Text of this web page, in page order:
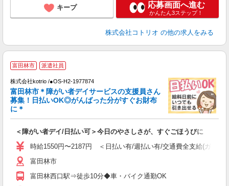
キープ 応募画面へ進む
かんたん3ステップ！
株式会社コトリオ の他の求人をみる
富田林市 派遣社員
株式会社kotrio /●OS-H2-1977874
富田林市＊障がい者デイサービスの支援員さん
募集！日払いOK◎がんばった分がすぐお財布
に＊
＜障がい者デイ/日払い可＞今日のやさしさが、すぐごほうびに
時給1550円〜2187円 ＜日払い有/週払い有/交通費全支給(ガソリ
富田林市
富田林西口駅⇒徒歩10分◆車・バイク通勤OK